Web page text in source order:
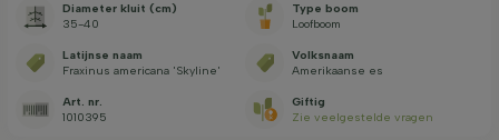
Diameter kluit (cm)
35-40
Type boom
Loofboom
Latijnse naam
Fraxinus americana 'Skyline'
Volksnaam
Amerikaanse es
Art. nr.
1010395
Giftig
Zie veelgestelde vragen